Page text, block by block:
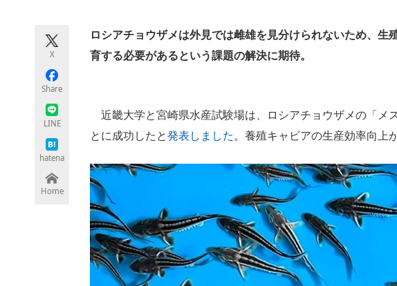
X
Share
LINE
hatena
Home
ロシアチョウザメは外見では雌雄を見分けられないため、生
育する必要があるという課題の解決に期待。
近畿大学と宮崎県水産試験場は、ロシアチョウザメの「メ
とに成功したと発表しました 。養殖キャビアの生産効率向上